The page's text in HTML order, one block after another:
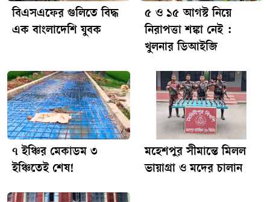
উপভোগ করেন।
বিএসএফের গুলিতে বিদ্ধ
এক বাংলাদেশি যুবক
৫ ও ১৫ আগস্ট নিয়ে
নিরাপত্তা শঙ্কা নেই :
খুলনার ডিআইজি
৭ ইঞ্চির মেকাডম ৩
ইঞ্চিতেই শেষ!
মহেশপুর সীমান্তে মিলল
ভায়াগ্রা ও মদের চালান